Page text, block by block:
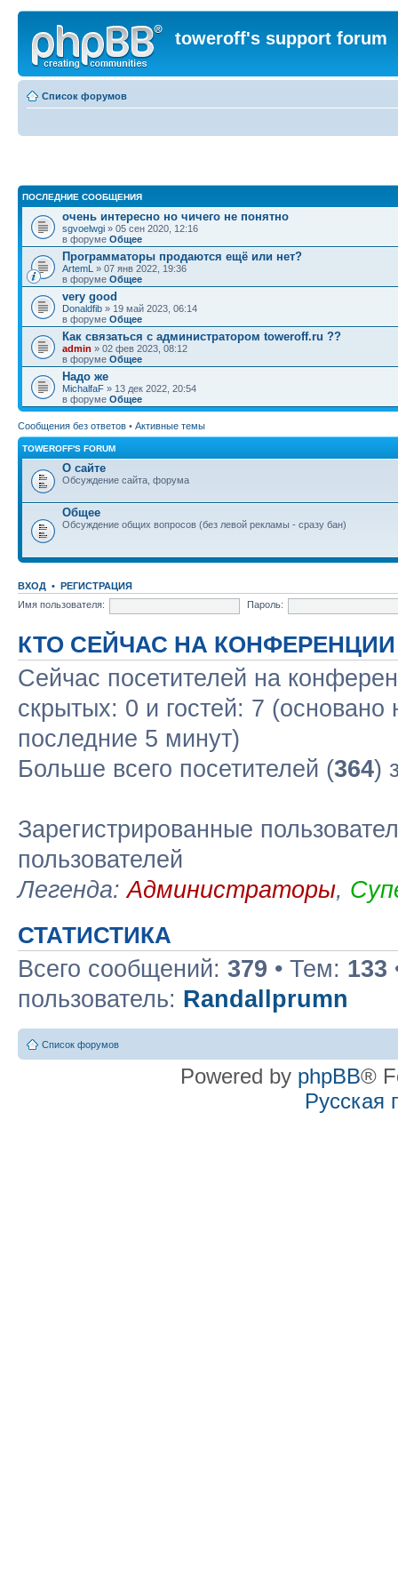
toweroff's support forum
Список форумов
ПОСЛЕДНИЕ СООБЩЕНИЯ
очень интересно но чичего не понятно
sgvoelwgi » 05 сен 2020, 12:16
в форуме Общее
Программаторы продаются ещё или нет?
ArtemL » 07 янв 2022, 19:36
в форуме Общее
very good
Donaldfib » 19 май 2023, 06:14
в форуме Общее
Как связаться с администратором toweroff.ru ??
admin » 02 фев 2023, 08:12
в форуме Общее
Надо же
MichalfaF » 13 дек 2022, 20:54
в форуме Общее
Сообщения без ответов • Активные темы
TOWEROFF'S FORUM
О сайте
Обсуждение сайта, форума
Общее
Обсуждение общих вопросов (без левой рекламы - сразу бан)
ВХОД • РЕГИСТРАЦИЯ
Имя пользователя:
Пароль:
КТО СЕЙЧАС НА КОНФЕРЕНЦИИ
Сейчас посетителей на
скрытых: 0 и гостей: 7 (основано
последние 5 минут)
Больше всего посетителей (364)
Зарегистрированные
пользователей
Легенда:Администраторы,
СТАТИСТИКА
Всего сообщений: 379 • Тем: 133
пользователь: Randallprumn
Список форумов
Powered by phpBB®
Русская